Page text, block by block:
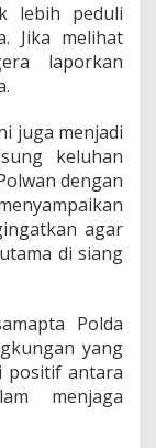
lebih peduli
Jika melihat
laporkan
juga menjadi
keluhan
dengan
agar
di siang
Polda
yang
positif antara
menjaga